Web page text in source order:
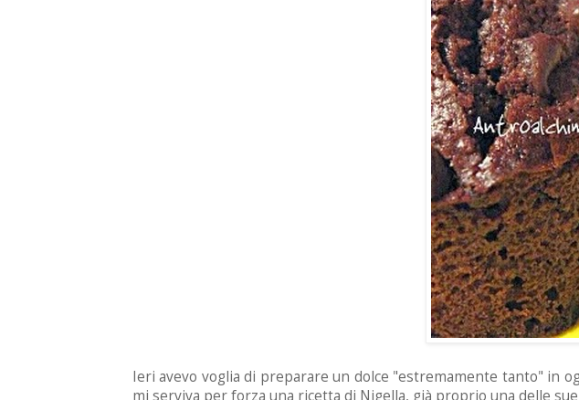
Ieri avevo voglia di preparare un dolce "estremamente tanto" in
mi serviva per forza una ricetta di Nigella, già proprio una delle sue